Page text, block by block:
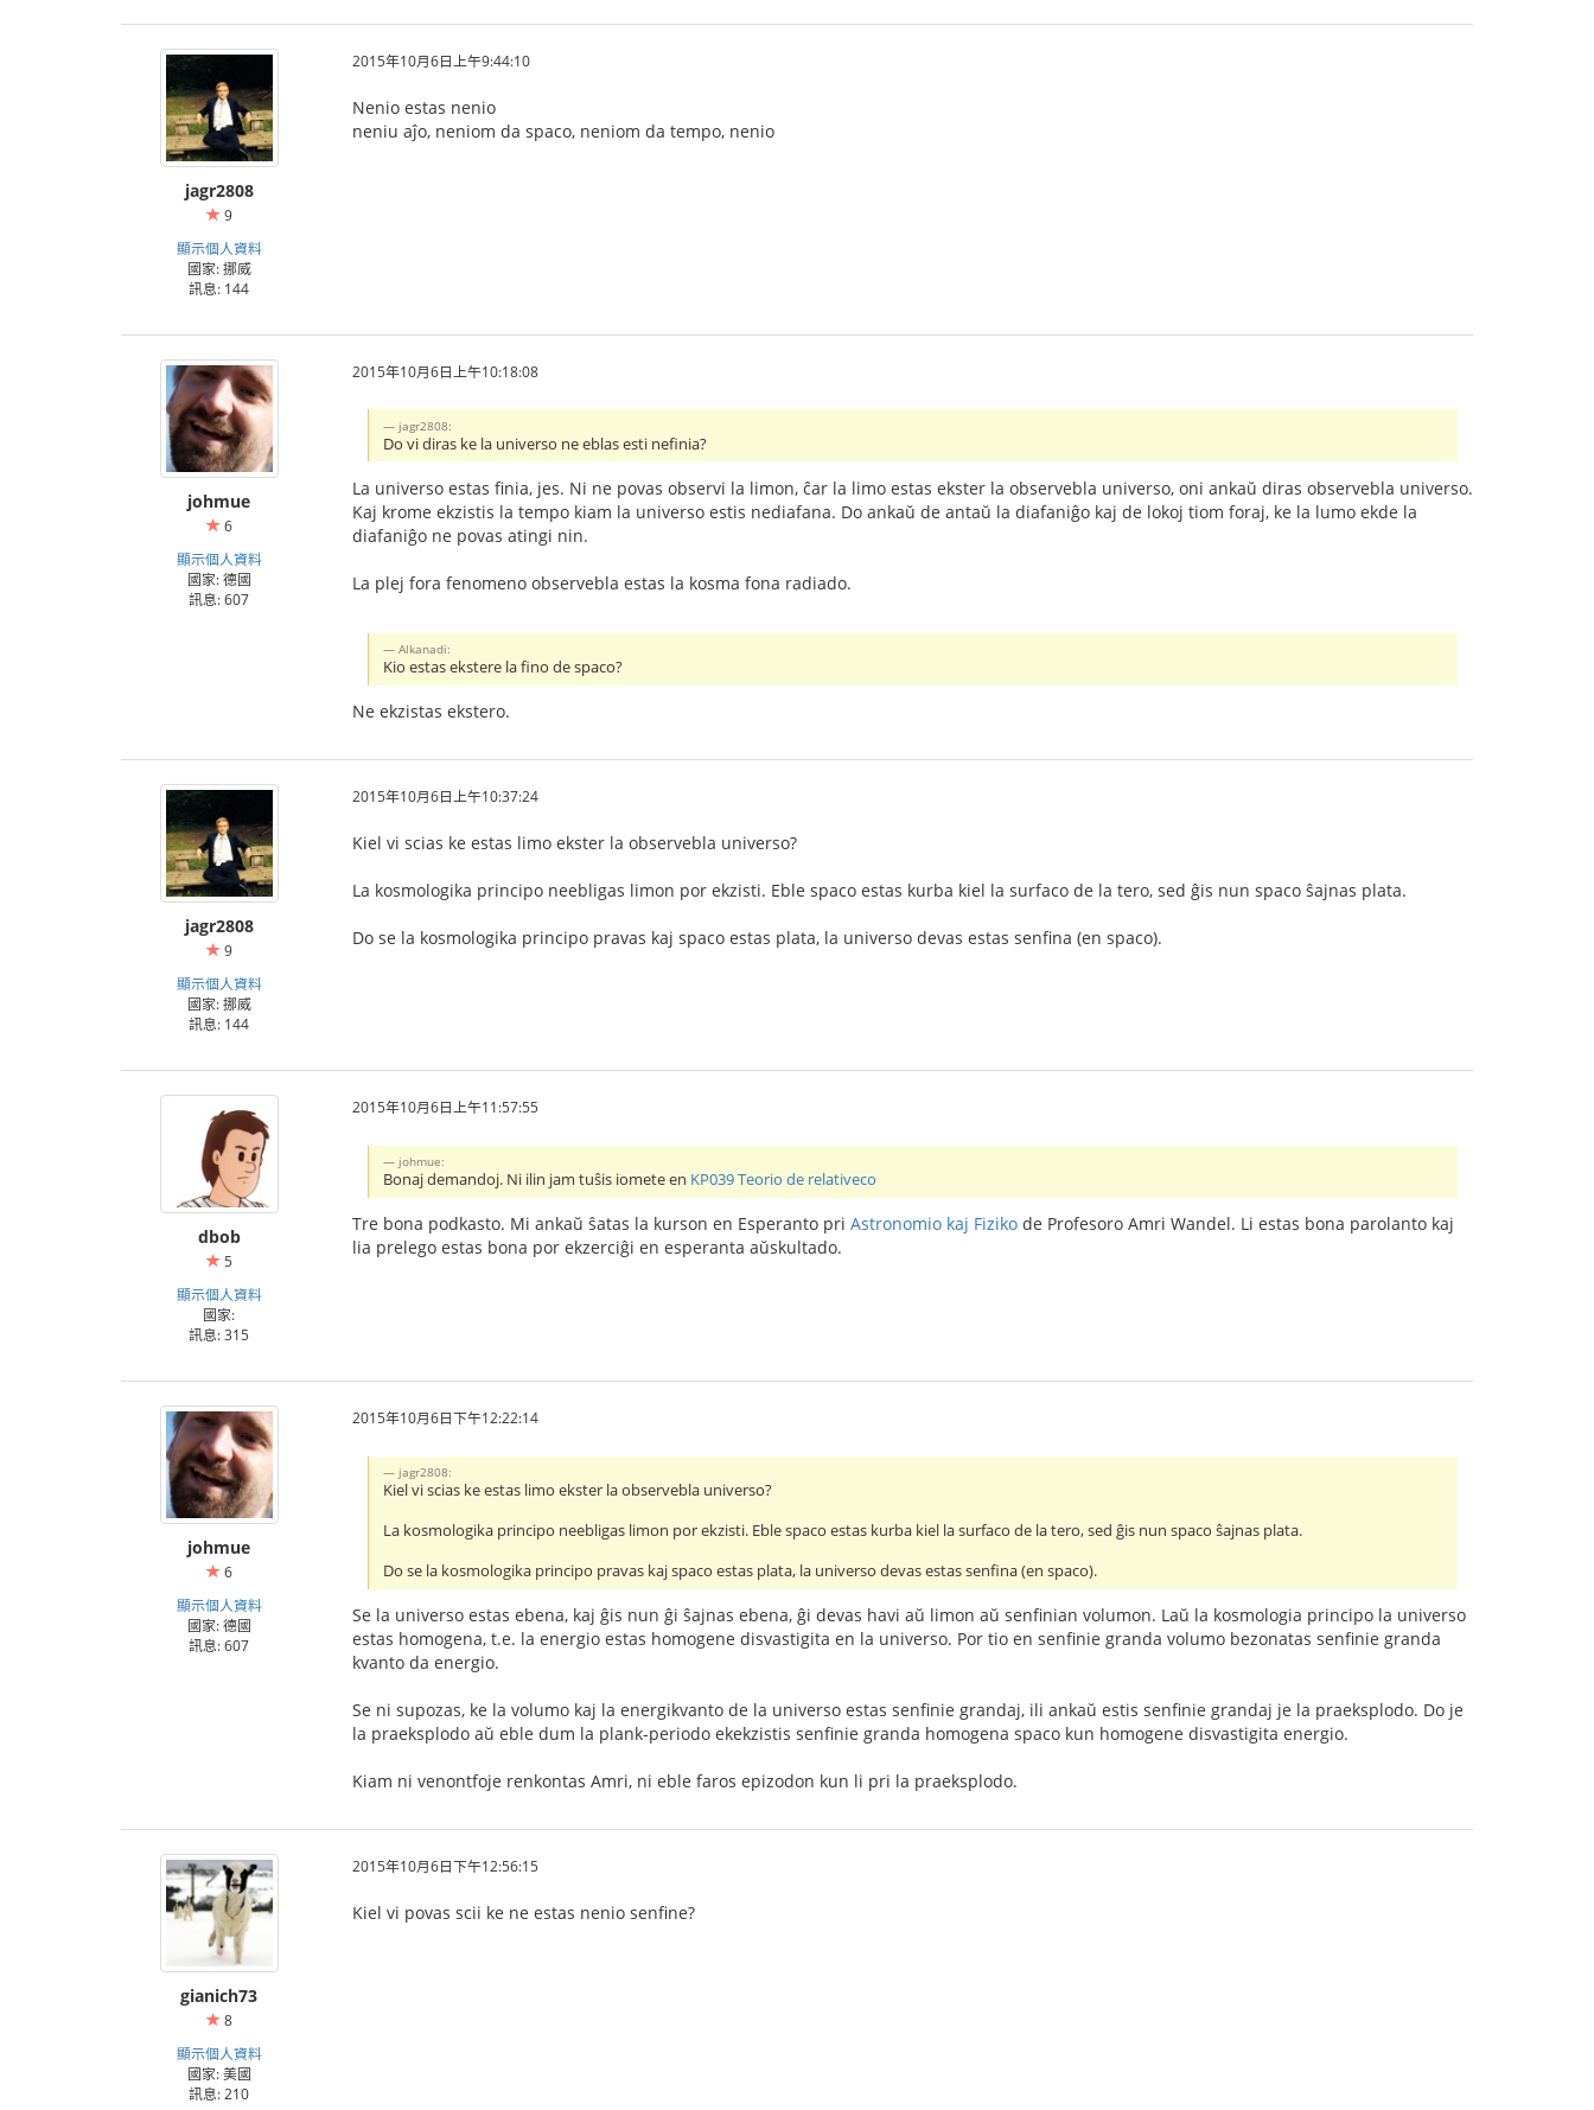
jagr2808
9
顯示個人資料
國家: 挪威
訊息: 144
2015年10月6日上午9:44:10
Nenio estas nenio
neniu aĵo, neniom da spaco, neniom da tempo, nenio
johmue
6
顯示個人資料
國家: 德國
訊息: 607
2015年10月6日上午10:18:08
jagr2808:
Do vi diras ke la universo ne eblas esti nefinia?
La universo estas finia, jes. Ni ne povas observi la limon, ĉar la limo estas ekster la observebla universo, oni ankaŭ diras observebla universo.
Kaj krome ekzistis la tempo kiam la universo estis nediafana. Do ankaŭ de antaŭ la diafaniĝo kaj de lokoj tiom foraj, ke la lumo ekde la
diafaniĝo ne povas atingi nin.
La plej fora fenomeno observebla estas la kosma fona radiado.
Alkanadi:
Kio estas ekstere la fino de spaco?
Ne ekzistas ekstero.
jagr2808
9
顯示個人資料
國家: 挪威
訊息: 144
2015年10月6日上午10:37:24
Kiel vi scias ke estas limo ekster la observebla universo?
La kosmologika principo neebligas limon por ekzisti. Eble spaco estas kurba kiel la surfaco de la tero, sed ĝis nun spaco ŝajnas plata.
Do se la kosmologika principo pravas kaj spaco estas plata, la universo devas estas senfina (en spaco).
dbob
5
顯示個人資料
國家:
訊息: 315
2015年10月6日上午11:57:55
johmue:
Bonaj demandoj. Ni ilin jam tuŝis iomete en KP039 Teorio de relativeco
Tre bona podkasto. Mi ankaŭ ŝatas la kurson en Esperanto pri Astronomio kaj Fiziko de Profesoro Amri Wandel. Li estas bona parolanto kaj
lia prelego estas bona por ekzerciĝi en esperanta aŭskultado.
johmue
6
顯示個人資料
國家: 德國
訊息: 607
2015年10月6日下午12:22:14
jagr2808:
Kiel vi scias ke estas limo ekster la observebla universo?
La kosmologika principo neebligas limon por ekzisti. Eble spaco estas kurba kiel la surfaco de la tero, sed ĝis nun spaco ŝajnas plata.
Do se la kosmologika principo pravas kaj spaco estas plata, la universo devas estas senfina (en spaco).
Se la universo estas ebena, kaj ĝis nun ĝi ŝajnas ebena, ĝi devas havi aŭ limon aŭ senfinian volumon. Laŭ la kosmologia principo la universo
estas homogena, t.e. la energio estas homogene disvastigita en la universo. Por tio en senfinie granda volumo bezonatas senfinie granda
kvanto da energio.
Se ni supozas, ke la volumo kaj la energikvanto de la universo estas senfinie grandaj, ili ankaŭ estis senfinie grandaj je la praeksplodo. Do je
la praeksplodo aŭ eble dum la plank-periodo ekekzistis senfinie granda homogena spaco kun homogene disvastigita energio.
Kiam ni venontfoje renkontas Amri, ni eble faros epizodon kun li pri la praeksplodo.
gianich73
8
顯示個人資料
國家: 美國
訊息: 210
2015年10月6日下午12:56:15
Kiel vi povas scii ke ne estas nenio senfine?